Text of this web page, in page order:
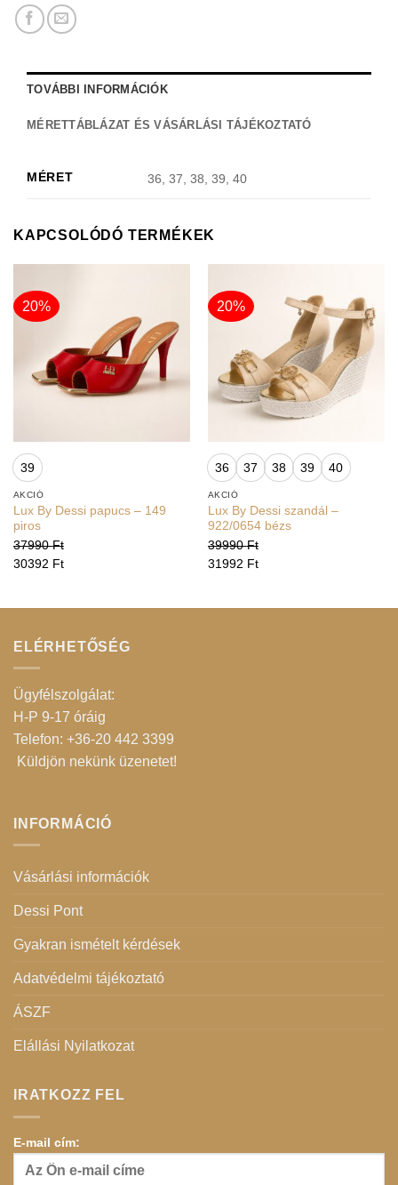
TOVÁBBI INFORMÁCIÓK
MÉRETTÁBLÁZAT ÉS VÁSÁRLÁSI TÁJÉKOZTATÓ
MÉRET 36, 37, 38, 39, 40
KAPCSOLÓDÓ TERMÉKEK
20%
39
AKCIÓ
Lux By Dessi papucs – 149
piros
37990Ft
30392 Ft
20%
36 37 38 39 40
AKCIÓ
Lux By Dessi szandál –
922/0654 bézs
39990Ft
31992 Ft
ELÉRHETŐSÉG
Ügyfélszolgálat:
H-P 9-17 óráig
Telefon: +36-20 442 3399
Küldjön nekünk üzenetet!
INFORMÁCIÓ
Vásárlási információk
Dessi Pont
Gyakran ismételt kérdések
Adatvédelmi tájékoztató
ÁSZF
Elállási Nyilatkozat
IRATKOZZ FEL
E-mail cím: